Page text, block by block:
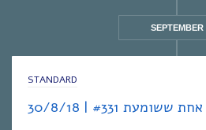
SEPTEMBER
STANDARD